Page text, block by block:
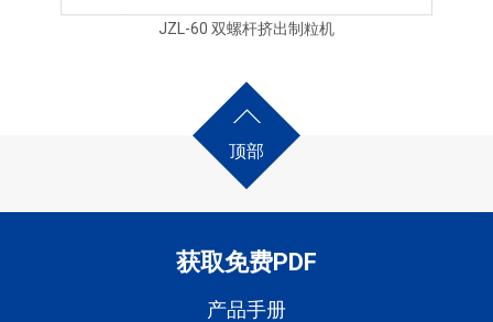
JZL-60 双螺杆挤出制粒机
顶部
获取免费PDF
产品手册